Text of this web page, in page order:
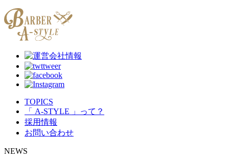
TOPICS
「 A-STYLE 」って？
採用情報
お問い合わせ
NEWS